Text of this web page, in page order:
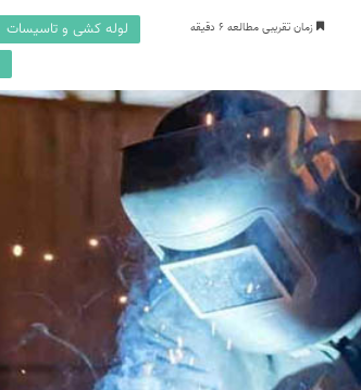
زمان تقریبی مطالعه 6 دقیقه لوله کشی و تاسیسات